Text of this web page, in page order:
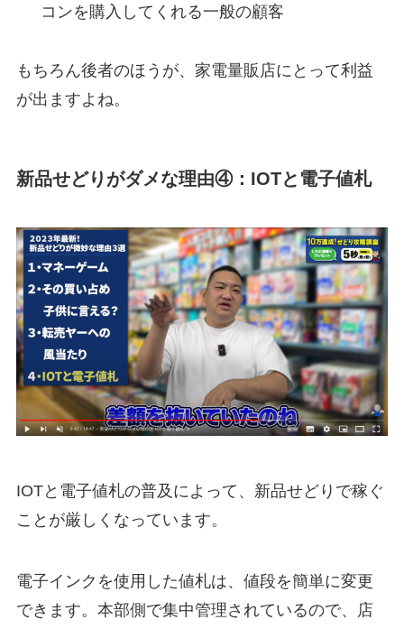
コンを購入してくれる一般の顧客
もちろん後者のほうが、家電量販店にとって利益
が出ますよね。
新品せどりがダメな理由④：IOTと電子値札
IOTと電子値札の普及によって、新品せどりで稼ぐ
ことが厳しくなっています。
電子インクを使用した値札は、値段を簡単に変更
できます。本部側で集中管理されているので、店